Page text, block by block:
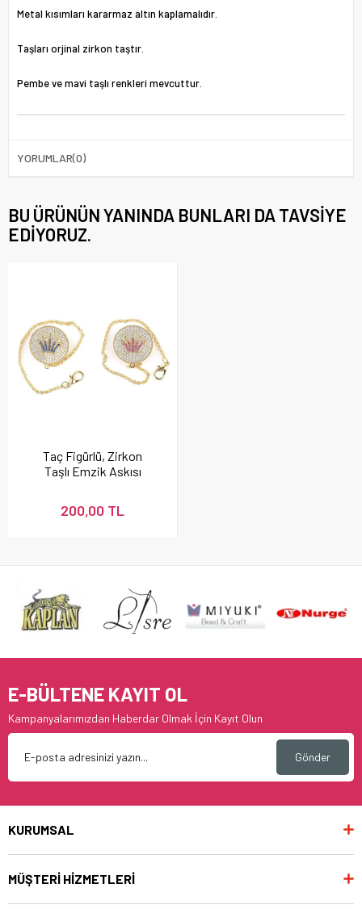
Metal kısımları kararmaz altın kaplamalıdır.
Taşları orjinal zirkon taştır.
Pembe ve mavi taşlı renkleri mevcuttur.
YORUMLAR(0)
BU ÜRÜNÜN YANINDA BUNLARI DA TAVSIYE
EDIYORUZ.
Taç Figürlü, Zirkon
Taşlı Emzik Askısı
200,00 TL
E-BÜLTENE KAYIT OL
Kampanyalarımızdan Haberdar Olmak İçin Kayıt Olun
Gönder
KURUMSAL
MÜŞTERİ HİZMETLERİ